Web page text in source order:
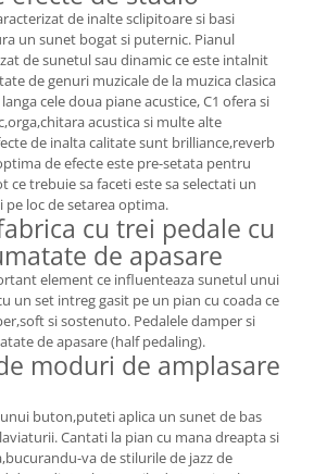
de inalte sclipitoare si basi
un sunet bogat si puternic. Pianul
de sunetul sau dinamic ce este intalnit
de genuri muzicale de la muzica clasica
cele doua piane acustice, C1 ofera si
acustica si multe alte
de inalta calitate sunt brilliance,reverb
de efecte este pre-setata pentru
ce trebuie sa faceti este sa selectati un
pe loc de setarea optima.
cu trei pedale cu
de apasare
element ce influenteaza sunetul unui
un set intreg gasit pe un pian cu coada ce
si sostenuto. Pedalele damper si
de apasare (half pedaling).
moduri de amplasare
buton,puteti aplica un sunet de bas
Cantati la pian cu mana dreapta si
va de stilurile de jazz de